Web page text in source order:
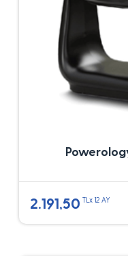
2.191,50 TLx 12 AY